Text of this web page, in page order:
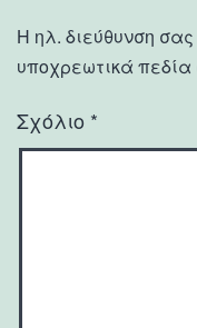
Η ηλ. διεύθυνση
υποχρεωτικά
Σχόλιο *